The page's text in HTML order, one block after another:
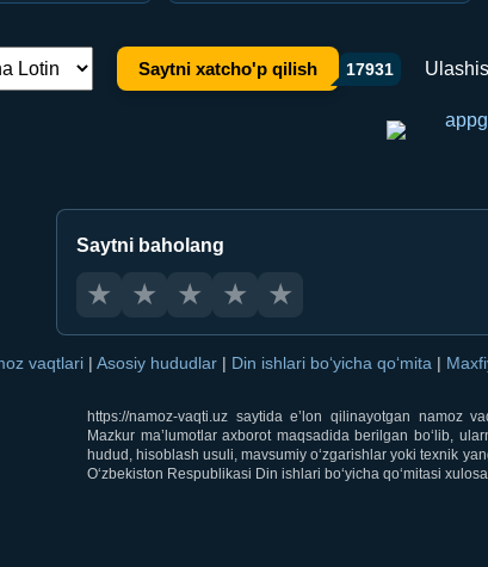
Saytni xatcho'p qilish 17931
Saytni baholang
★ ★ ★ ★ ★
vaqtlari | Asosiy hududlar | Din ishlari bo‘yicha qo‘mita |
https://namoz-vaqti.uz saytida e’lon qilinayotgan namoz
Mazkur ma’lumotlar axborot maqsadida berilgan bo‘lib,
hudud, hisoblash usuli, mavsumiy o‘zgarishlar yoki texnik
O‘zbekiston Respublikasi Din ishlari bo‘yicha qo‘mitasi